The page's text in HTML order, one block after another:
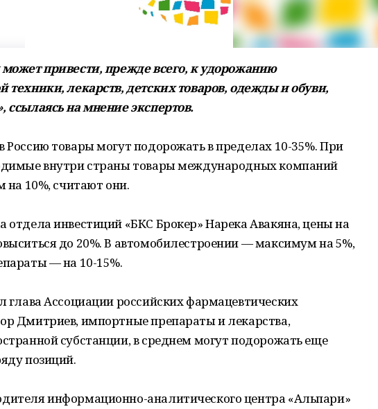
привести, прежде всего, к удорожанию
техники, лекарств, детских товаров, одежды и обуви,
ссылаясь на мнение экспертов.
товары могут подорожать в пределах 10-35%. При
внутри страны товары международных компаний
на 10%, считают они.
отдела инвестиций «БКС Брокер» Нарека Авакяна, цены на
до 20%. В автомобилестроении — максимум на 5%,
— на 10-15%.
глава Ассоциации российских фармацевтических
Дмитриев, импортные препараты и лекарства,
субстанции, в среднем могут подорожать еще
позиций.
информационно-аналитического центра «Альпари»